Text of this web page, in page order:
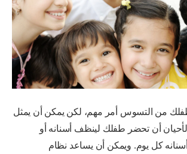
من التسوس أمر مهم، لكن يمكن أن يمثل
أن تحضر طفلك لينظف أسنانه أو
كل يوم. ويمكن أن يساعد نظام